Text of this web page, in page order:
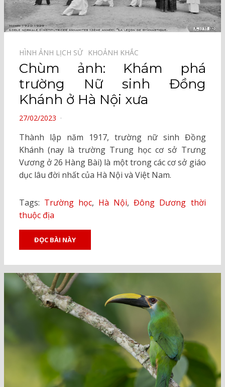
HÌNH ẢNH LỊCH SỬ⠀ KHOẢNH KHẮC⠀
Chùm ảnh: Khám phá
trường Nữ sinh Đồng
Khánh ở Hà Nội xưa
POSTED
27/02/2023
Thành lập năm 1917, trường nữ sinh Đồng
Khánh (nay là trường Trung học cơ sở Trưng
Vương ở 26 Hàng Bài) là một trong các cơ sở giáo
dục lâu đời nhất của Hà Nội và Việt Nam.
Tags: Trường học, Hà Nội,Đông Dương thời
thuộc địa
ĐỌC BÀI NÀY